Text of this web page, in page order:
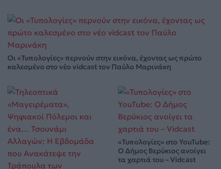
Οι «Τυπολογίες» περνούν στην εικόνα, έχοντας ως πρώτο
καλεσμένο στο νέο vidcast τον Παύλο Μαρινάκη
«Τυπολογίες» στο YouTube:
Ο Δήμος Βερύκιος ανοίγει
τα χαρτιά του – Vidcast